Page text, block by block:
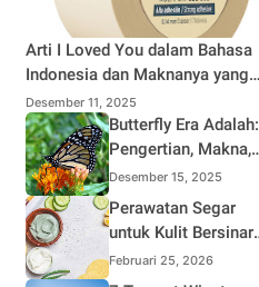
Arti I Loved You dalam Bahasa
Indonesia dan Maknanya yang
Mendalam
Desember 11, 2025
Butterfly Era Adalah:
Pengertian, Makna,
dan Signifikansi
dalam Kehidupan
Modern
Desember 15, 2025
Perawatan Segar
untuk Kulit Bersinar
dan Sehat
Februari 25, 2026